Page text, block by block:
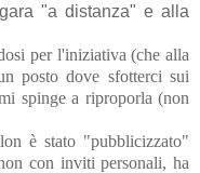
"a distanza" e alla
per l'iniziativa (che alla
posto dove sfotterci sui
spinge a riproporla (non
è stato "pubblicizzato"
con inviti personali, ha